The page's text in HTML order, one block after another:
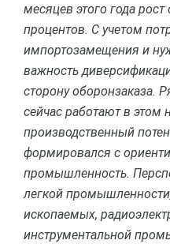
месяцев этого года
процентов. С учетом
импортозамещения и
важность
сторону оборонзаказа.
сейчас работают в этом
производственный
формировался с
промышленность.
легкой
ископаемых,
инструментальной